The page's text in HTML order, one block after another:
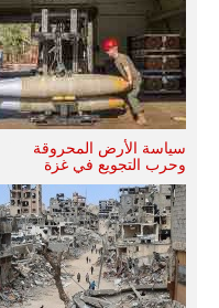
سياسة الأرض المحروقة
وحرب التجويع في غزة